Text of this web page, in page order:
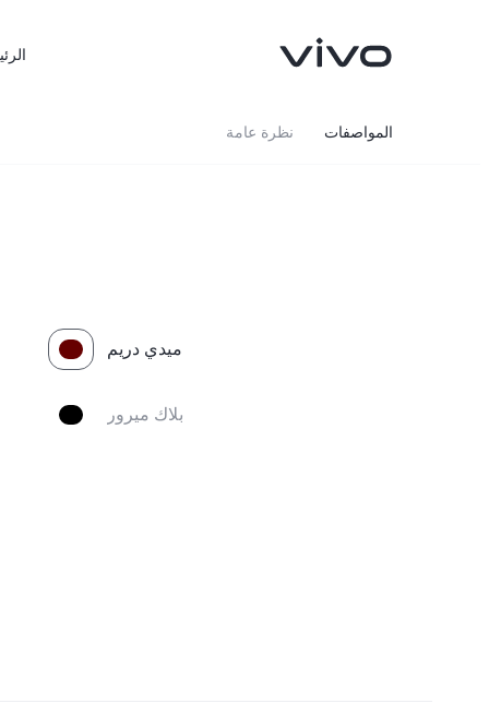
X300 FE جديد
نظرة عامة المواصفات
ميدي دريم
بلاك ميرور